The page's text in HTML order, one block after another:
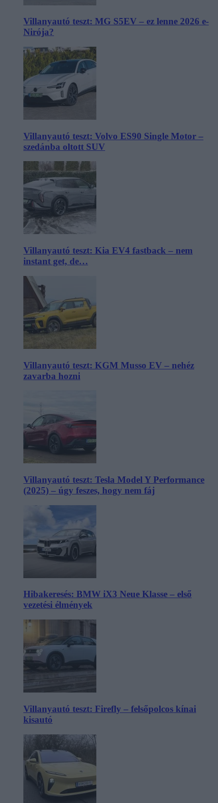
Villanyautó teszt: MG S5EV – ez lenne 2026 e-
Nirója?
Villanyautó teszt: Volvo ES90 Single Motor –
szedánba oltott SUV
Villanyautó teszt: Kia EV4 fastback – nem
instant get, de…
Villanyautó teszt: KGM Musso EV – nehéz
zavarba hozni
Villanyautó teszt: Tesla Model Y Performance
(2025) – úgy feszes, hogy nem fáj
Hibakeresés: BMW iX3 Neue Klasse – első
vezetési élmények
Villanyautó teszt: Firefly – felsőpolcos kínai
kisautó